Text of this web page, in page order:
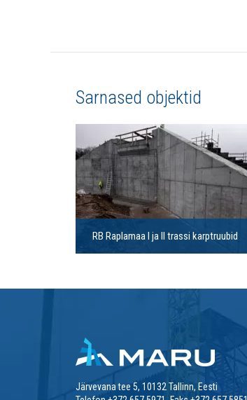
Sarnased objektid
RB Raplamaa I ja II trassi karptruubid
Järvevana tee 5, 10132 Tallinn, Eesti